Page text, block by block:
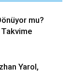
mu?
Yarol,